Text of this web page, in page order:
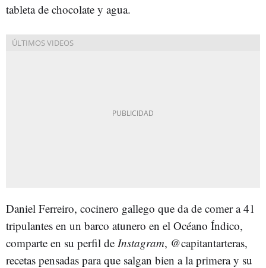
tableta de chocolate y agua.
Daniel Ferreiro, cocinero gallego que da de comer a 41
tripulantes en un barco atunero en el Océano Índico,
comparte en su perfil de Instagram, @capitantarteras,
recetas pensadas para que salgan bien a la primera y su